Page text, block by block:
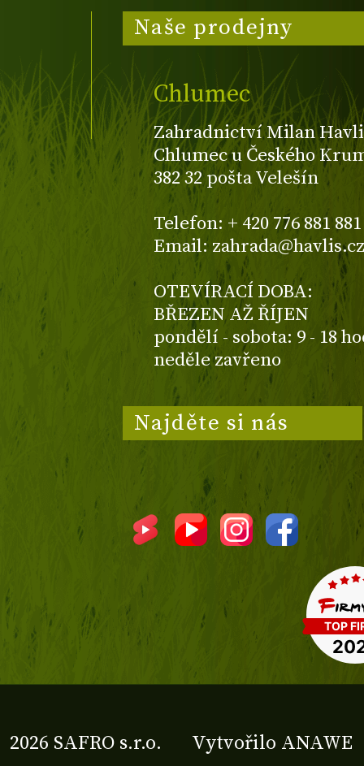
Naše prodejny
Chlumec
Zahradnictví Milan
Chlumec u Českého
382 32 pošta Velešín
Telefon: + 420 776 881 881
Email:
OTEVÍRACÍ DOBA:
BŘEZEN AŽ ŘÍJEN
pondělí - sobota: 9 - 18
neděle zavřeno
Najděte si nás
2026 SAFRO s.r.o. Vytvořilo ANAWE